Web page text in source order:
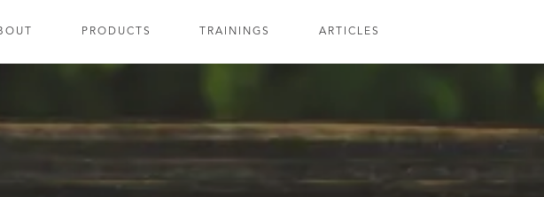
PRODUCTS TRAININGS ARTICLES